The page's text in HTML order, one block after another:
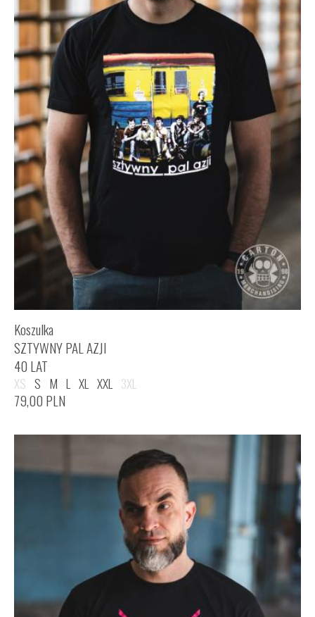
Koszulka
SZTYWNY PAL AZJI
40 LAT
XS S M L XL XXL 3XL
79,00 PLN